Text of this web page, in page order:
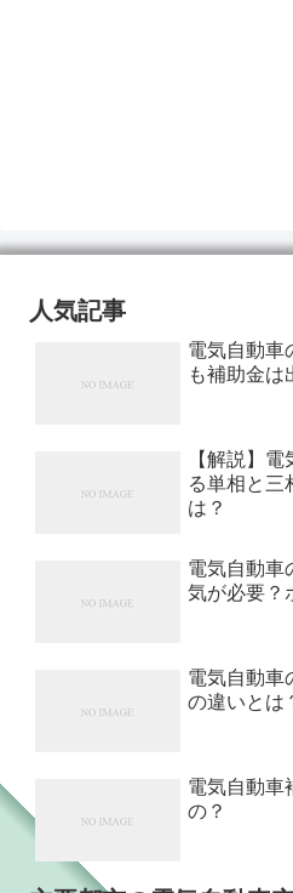
人気記事
電気自動車
も補助金は
【解説】
る単相と三
は？
電気自動車
気が必要？
電気自動車
の違いとは
電気自動車
の？